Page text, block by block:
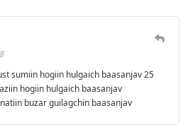
sumiin hogiin hulgaich baasanjav 25
hogiin hulgaich baasanjav
buzar guilagchin baasanjav